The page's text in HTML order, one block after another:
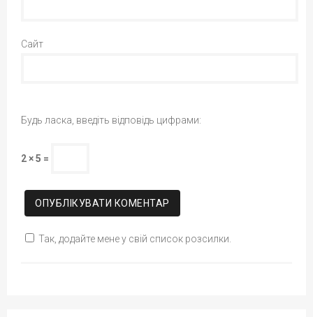
Сайт
Будь ласка, введіть відповідь цифрами:
2 × 5 =
Так, додайте мене у свій список розсилки.